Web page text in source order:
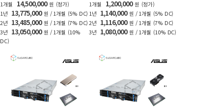
1개월 14,500,000 원
(정가)
1년
13,775,000 원 / 1개월
(5% DC)
2년
13,485,000 원 / 1개월
(7% DC)
3년
13,050,000 원 / 1개월
(10%
DC)
1개월 1,200,000 원
(정가)
1년
1,140,000 원 / 1개월
(5% DC)
2년
1,116,000 원 / 1개월
(7% DC)
3년
1,080,000 원 / 1개월 (10% DC)